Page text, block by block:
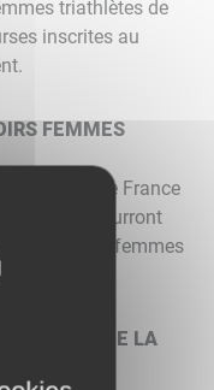
triathlètes de
inscrites au
FEMMES
de France
femmes pourront
élites femmes
DE LA